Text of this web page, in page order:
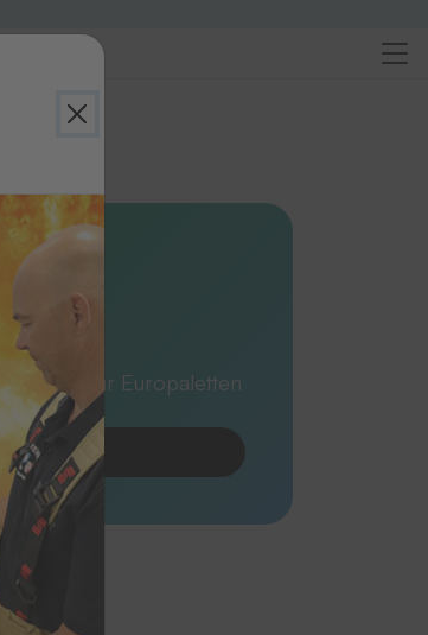
• z.B. für Europaletten
anfragen